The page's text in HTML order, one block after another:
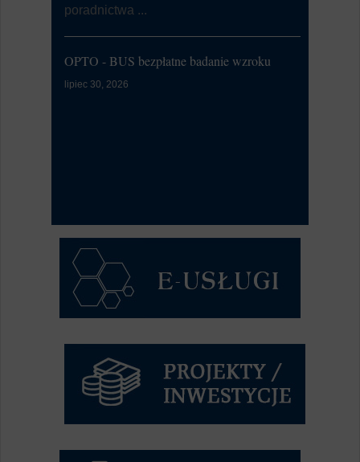
poradnictwa ...
OPTO - BUS bezpłatne badanie wzroku
lipiec 30, 2026